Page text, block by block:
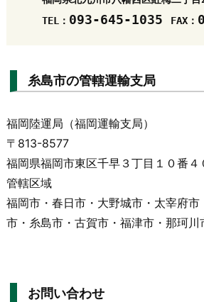
TEL： 093-645-1035 FAX：
糸島市の管轄運輸支局
福岡陸運局（福岡運輸支局）
〒813-8577
福岡県福岡市東区千早３丁目１０番４
管轄区域
福岡市・春日市・大野城市・太宰府市
市・糸島市・古賀市・福津市・那珂川
お問い合わせ